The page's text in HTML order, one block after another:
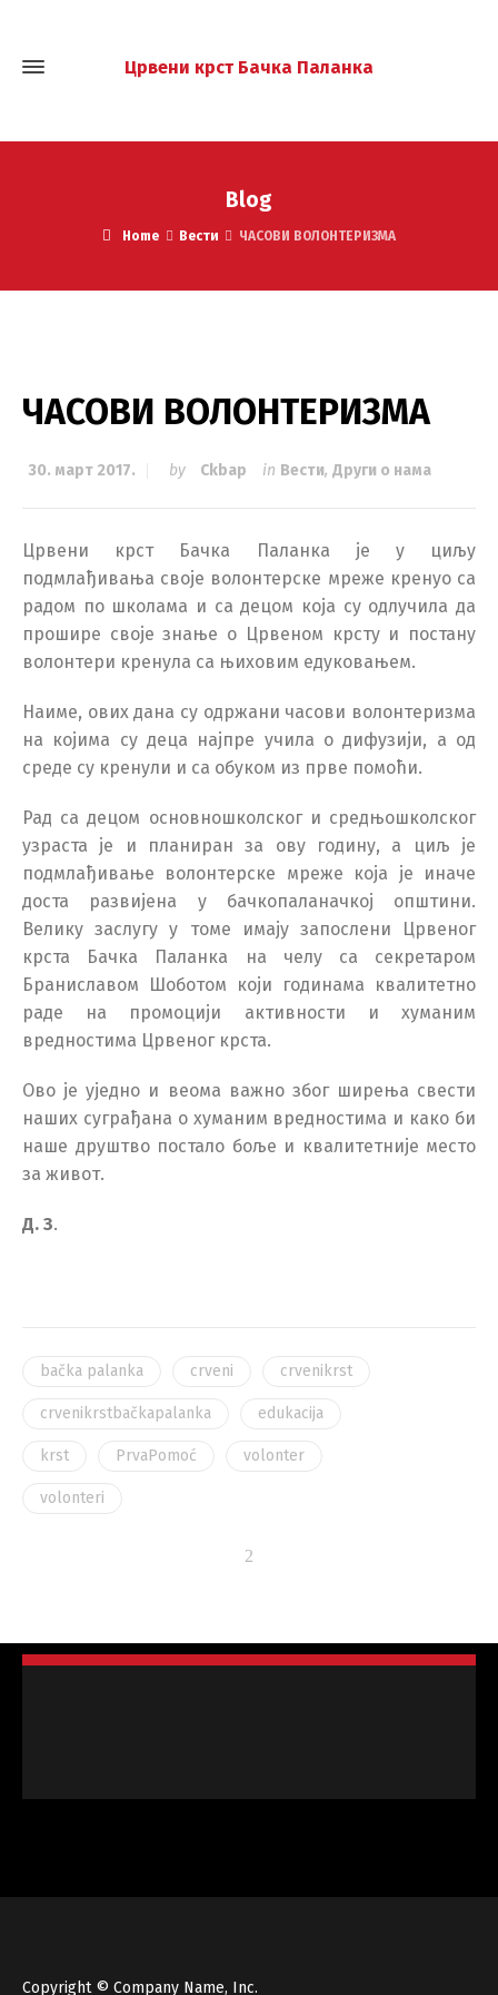
Црвени крст Бачка Паланка
Blog
Home Вести ЧАСОВИ ВОЛОНТЕРИЗМА
ЧАСОВИ ВОЛОНТЕРИЗМА
30. март 2017. by Ckbap in Вести, Други о нама
Црвени крст Бачка Паланка је у циљу
подмлађивања своје волонтерске мреже кренуо са
радом по школама и са децом која су одлучила да
прошире своје знање о Црвеном крсту и постану
волонтери кренула са њиховим едуковањем.
Наиме, ових дана су одржани часови волонтеризма
на којима су деца најпре учила о дифузији, а од
среде су кренули и са обуком из прве помоћи.
Рад са децом основношколског и средњошколског
узраста је и планиран за ову годину, а циљ је
подмлађивање волонтерске мреже која је иначе
доста развијена у бачкопаланачкој општини.
Велику заслугу у томе имају запослени Црвеног
крста Бачка Паланка на челу са секретаром
Браниславом Шоботом који годинама квалитетно
раде на промоцији активности и хуманим
вредностима Црвеног крста.
Ово је уједно и веома важно због ширења свести
наших суграђана о хуманим вредностима и како би
наше друштво постало боље и квалитетније место
за живот.
Д. З.
bačka palanka crveni crvenikrst
crvenikrstbačkapalanka edukacija
krst PrvaPomoć volonter
volonteri
Copyright © Company Name, Inc.